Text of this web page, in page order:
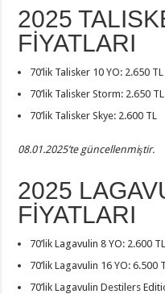
2025
FİYATLARI
70’lik Talisker 10 YO: 2.650 TL
70’lik Talisker Storm: 2.650 TL
70’lik Talisker Skye: 2.600 TL
08.01.2025’te güncellenmiştir.
2025
FİYATLARI
70’lik Lagavulin 8 YO: 2.600 TL
70’lik Lagavulin 16 YO: 6.500
70’lik Lagavulin Destilers